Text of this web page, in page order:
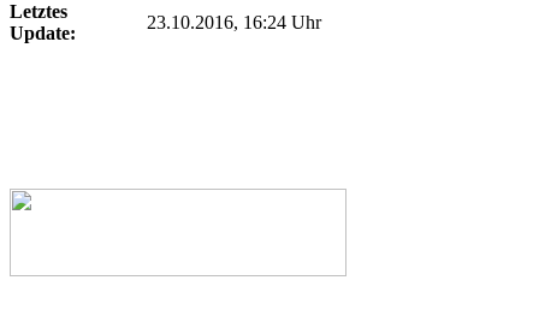
Letztes
Update:
23.10.2016, 16:24 Uhr